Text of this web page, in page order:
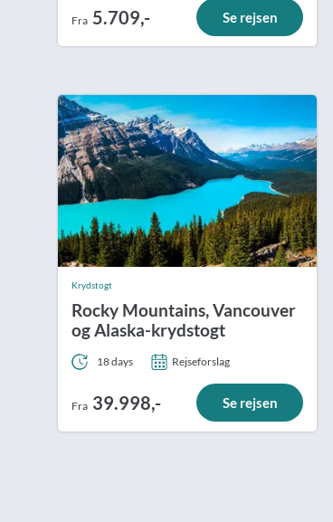
Fra 5.709,- Se rejsen
Krydstogt
Rocky Mountains, Vancouver
og Alaska-krydstogt
18 days Rejseforslag
Fra 39.998,- Se rejsen